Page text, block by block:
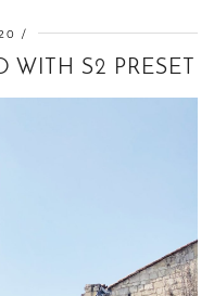
WITH S2 PRESET